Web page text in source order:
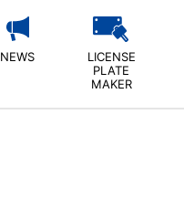
NEWS
LICENSE
PLATE
MAKER